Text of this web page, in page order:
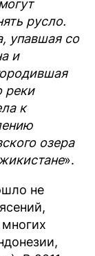
русло.
упавшая со
и
реки
к
озера
».
не